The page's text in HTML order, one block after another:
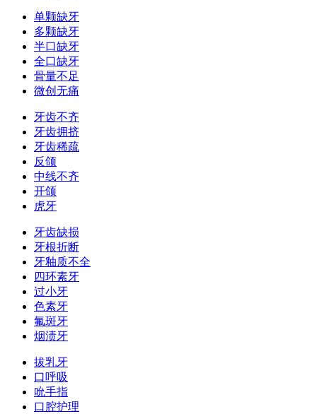
单颗缺牙
多颗缺牙
半口缺牙
全口缺牙
骨量不足
微创无痛
牙齿不齐
牙齿拥挤
牙齿稀疏
反颌
中线不齐
开颌
虎牙
牙齿缺损
牙根折断
牙釉质不全
四环素牙
过小牙
色素牙
氟斑牙
烟渍牙
拔乳牙
口呼吸
吮手指
口腔护理